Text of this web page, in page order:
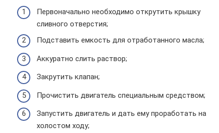
Первоначально необходимо открутить крышку
сливного отверстия;
Подставить емкость для отработанного масла;
Аккуратно слить раствор;
Закрутить клапан;
Прочистить двигатель специальным средством;
Запустить двигатель и дать ему проработать на
холостом ходу;